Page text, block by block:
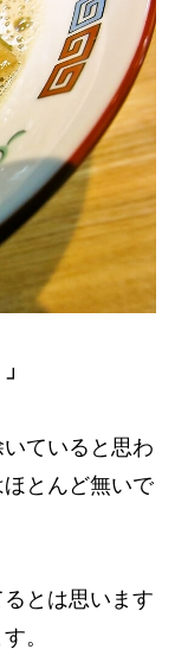
ていると思わ
とんど無いで
とは思います
。